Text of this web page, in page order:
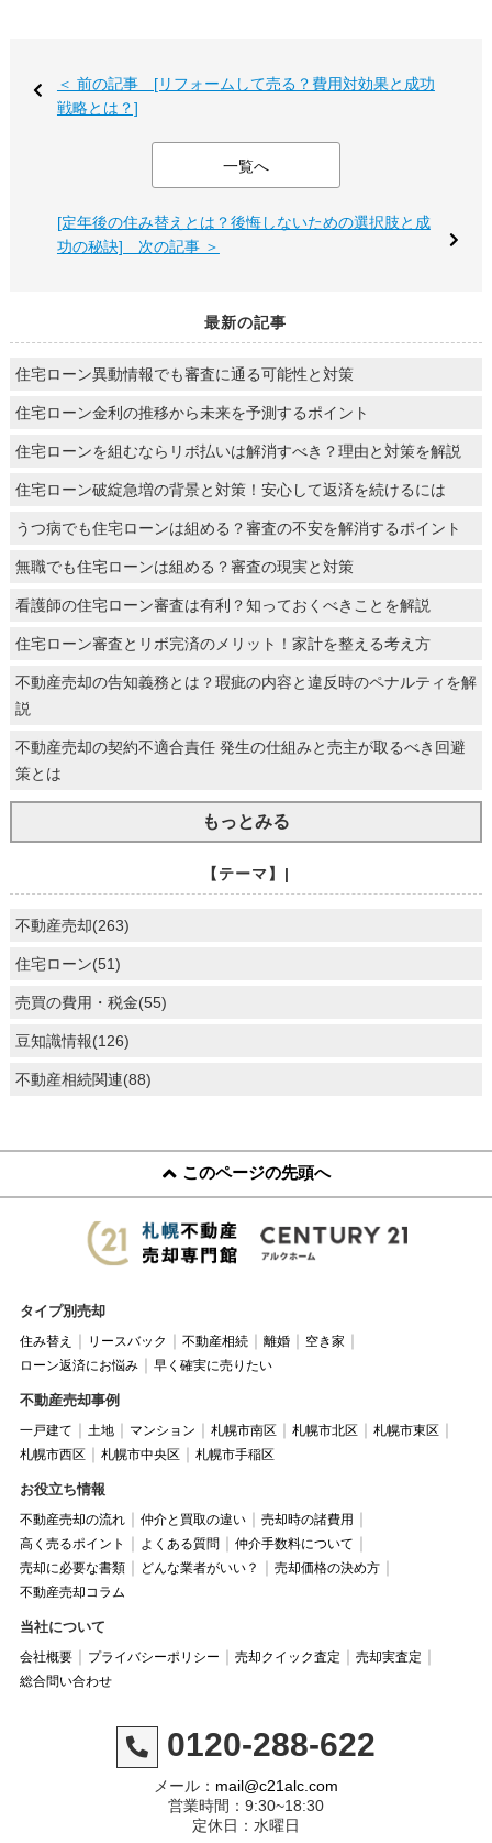
＜ 前の記事 [リフォームして売る？費用対効果と成功
戦略とは？]
一覧へ
[定年後の住み替えとは？後悔しないための選択肢と成
功の秘訣] 次の記事 ＞
最新の記事
住宅ローン異動情報でも審査に通る可能性と対策
住宅ローン金利の推移から未来を予測するポイント
住宅ローンを組むならリボ払いは解消すべき？理由と対策を解説
住宅ローン破綻急増の背景と対策！安心して返済を続けるには
うつ病でも住宅ローンは組める？審査の不安を解消するポイント
無職でも住宅ローンは組める？審査の現実と対策
看護師の住宅ローン審査は有利？知っておくべきことを解説
住宅ローン審査とリボ完済のメリット！家計を整える考え方
不動産売却の告知義務とは？瑕疵の内容と違反時のペナルティを解
説
不動産売却の契約不適合責任 発生の仕組みと売主が取るべき回避
策とは
もっとみる
【テーマ】|
不動産売却(263)
住宅ローン(51)
売買の費用・税金(55)
豆知識情報(126)
不動産相続関連(88)
このページの先頭へ
タイプ別売却
住み替え リースバック 不動産相続 離婚
空き家
ローン返済にお悩み
早く確実に売りたい
不動産売却事例
一戸建て 土地 マンション 札幌市南区 札幌市北区
札幌市東区
札幌市西区
札幌市中央区 札幌市手稲区
お役立ち情報
不動産売却の流れ 仲介と買取の違い
売却時の諸費用
高く売るポイント
よくある質問
仲介手数料について
売却に必要な書類
どんな業者がいい？
売却価格の決め方
不動産売却コラム
当社について
会社概要 プライバシーポリシー 売却クイック査定
売却実査定
総合問い合わせ
0120-288-622
メール： mail@c21alc.com
営業時間：9:30~18:30
定休日：水曜日